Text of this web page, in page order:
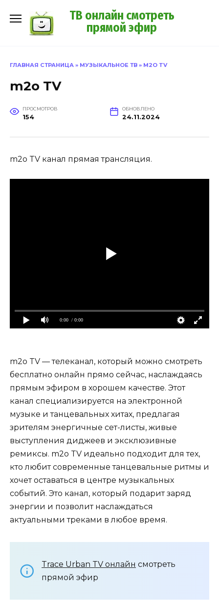
содержанию
ТВ онлайн смотреть
прямой эфир
ГЛАВНАЯ СТРАНИЦА » МУЗЫКАЛЬНОЕ ТВ » M2O TV
m2o TV
ПРОСМОТРОВ
154
ОБНОВЛЕНО
24.11.2024
m2o TV канал прямая трансляция.
0:00 / 0:00
m2o TV — телеканал, который можно смотреть
бесплатно онлайн прямо сейчас, наслаждаясь
прямым эфиром в хорошем качестве. Этот
канал специализируется на электронной
музыке и танцевальных хитах, предлагая
зрителям энергичные сет-листы, живые
выступления диджеев и эксклюзивные
ремиксы. m2o TV идеально подходит для тех,
кто любит современные танцевальные ритмы и
хочет оставаться в центре музыкальных
событий. Это канал, который подарит заряд
энергии и позволит наслаждаться
актуальными треками в любое время.
Trace Urban TV онлайн смотреть
прямой эфир